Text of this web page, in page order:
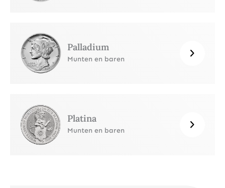
Palladium
Munten en baren
Platina
Munten en baren